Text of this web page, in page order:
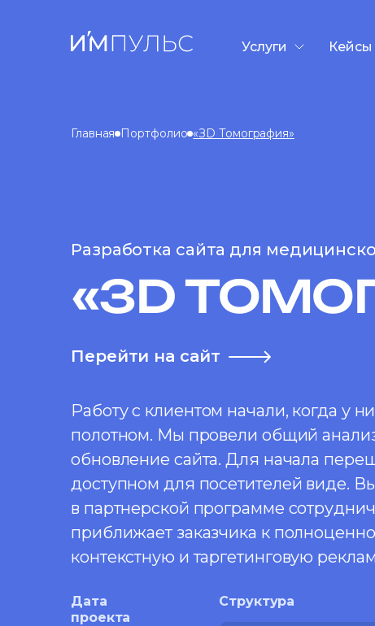
Услуги Кейсы
Главная Портфолио «ЗD Томография»
Разработка сайта для
«ЗD
Перейти на сайт
Работу с клиентом начали, когда у
полотном. Мы провели общий
обновление сайта. Для начала
доступном для посетителей виде.
в партнерской программе
приближает заказчика к
контекстную и таргетинговую
Дата
проекта
Структура